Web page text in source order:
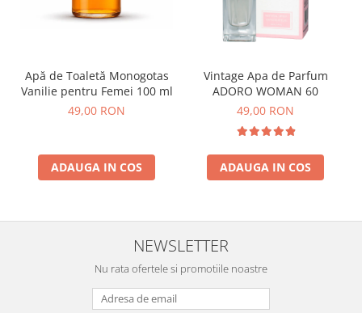
Apă de Toaletă Monogotas
Vanilie pentru Femei 100 ml
49,00 RON
ADAUGA IN COS
Vintage Apa de Parfum
ADORO WOMAN 60
49,00 RON
ADAUGA IN COS
NEWSLETTER
Nu rata ofertele si promotiile noastre